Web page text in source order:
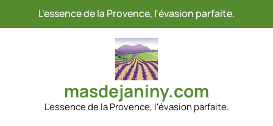
L'essence de la Provence, l'évasion parfaite.
masdejaniny.com
L'essence de la Provence, l'évasion parfaite.